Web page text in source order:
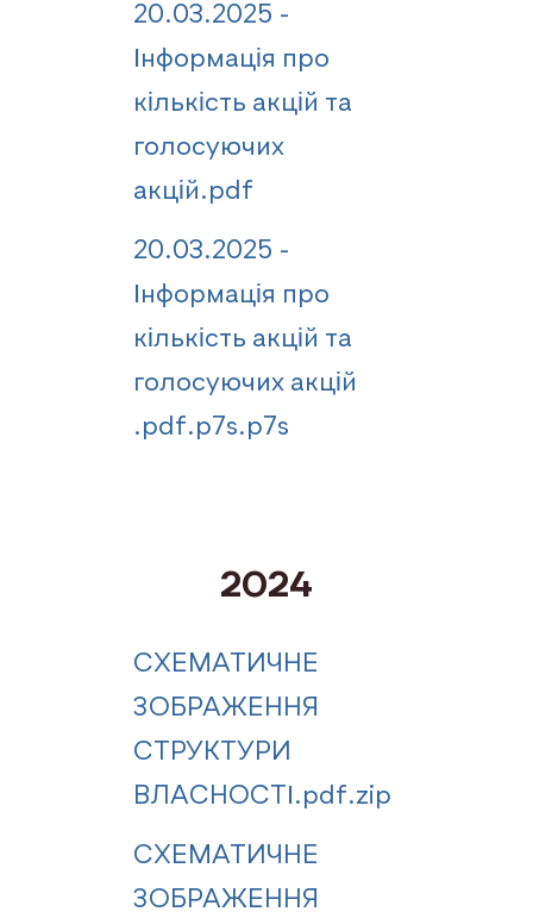
20.03.2025 -
Інформація про
кількість акцій та
голосуючих
акцій.pdf
20.03.2025 -
Інформація про
кількість акцій та
голосуючих акцій
.pdf.p7s.p7s
2024
СХЕМАТИЧНЕ
ЗОБРАЖЕННЯ
СТРУКТУРИ
ВЛАСНОСТІ.pdf.zip
СХЕМАТИЧНЕ
ЗОБРАЖЕННЯ